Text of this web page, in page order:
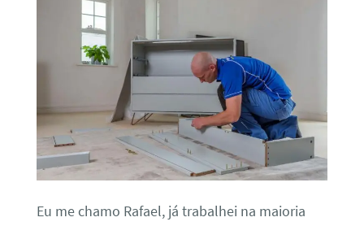
Eu me chamo Rafael, já trabalhei na maioria